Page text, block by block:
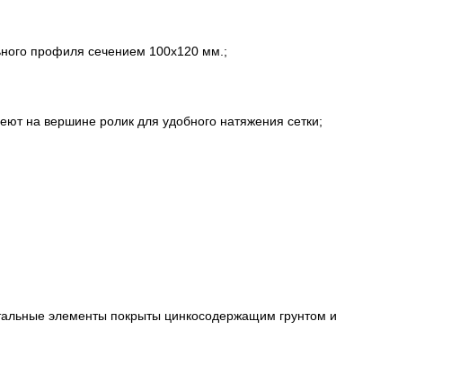
профиля сечением 100х120 мм.;
на вершине ролик для удобного натяжения сетки;
элементы покрыты цинкосодержащим грунтом и